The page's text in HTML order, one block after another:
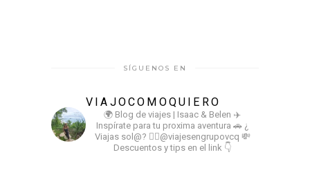
SÍGUENOS EN
VIAJOCOMOQUIERO
🌍 Blog de viajes | Isaac & Belen ✈️
Inspírate para tu proxima aventura 🚗 ¿
Viajas sol@? 👉🏻@viajesengrupovcq 💸
Descuentos y tips en el link 👇